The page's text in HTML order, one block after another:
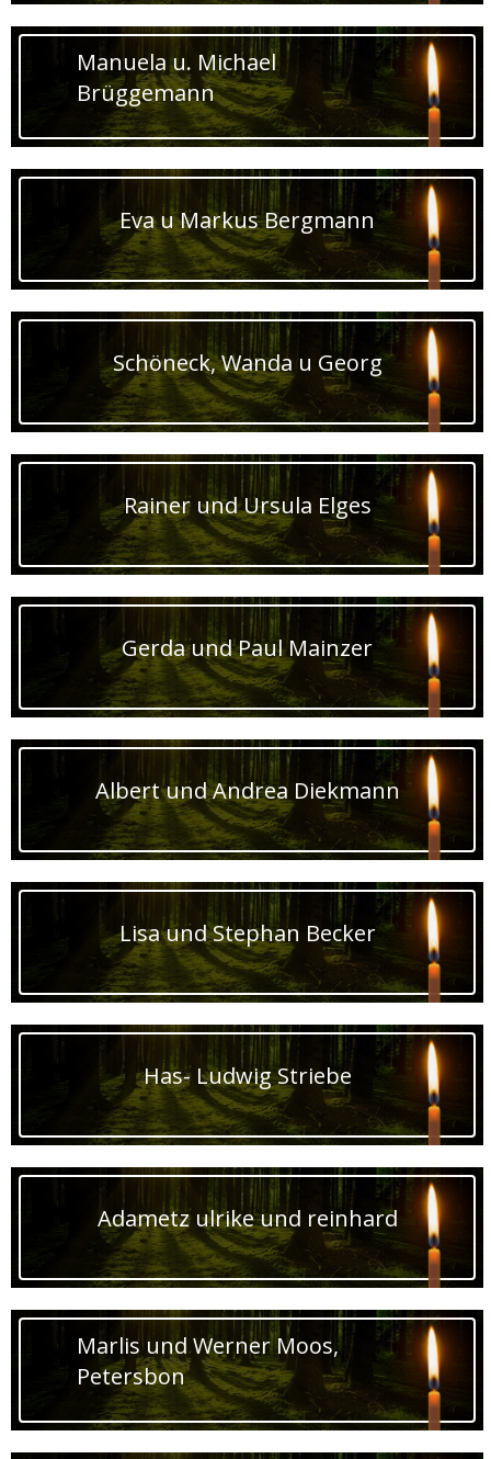
Manuela u. Michael
Brüggemann
Eva u Markus Bergmann
Schöneck, Wanda u Georg
Rainer und Ursula Elges
Gerda und Paul Mainzer
Albert und Andrea Diekmann
Lisa und Stephan Becker
Has- Ludwig Striebe
Adametz ulrike und reinhard
Marlis und Werner Moos,
Petersbon